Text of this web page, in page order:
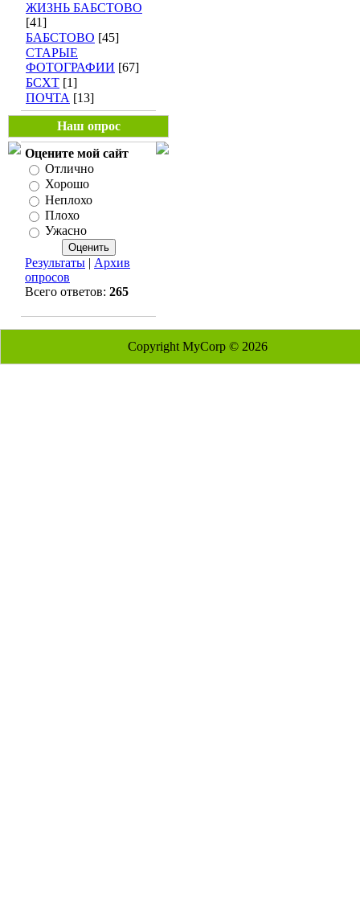
ЖИЗНЬ БАБСТОВО
[41]
БАБСТОВО [45]
СТАРЫЕ
ФОТОГРАФИИ [67]
БСХТ [1]
ПОЧТА [13]
Наш опрос
Оцените мой сайт
Отлично
Хорошо
Неплохо
Плохо
Ужасно
Результаты | Архив
опросов
Всего ответов: 265
Copyright MyCorp © 2026